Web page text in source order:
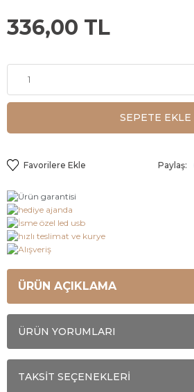
336,00 TL
SEPETE EKLE
Paylaş:
ÜRÜN AÇIKLAMA
ÜRÜN YORUMLARI
TAKSİT SEÇENEKLERİ